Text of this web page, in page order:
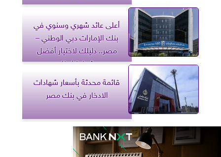
أعلى عائد شهري وسنوي في
بنك الإمارات دبي الوطني –
مصر.. دليلك لاختيار أفضل
شهادة ادخار
قائمة محدثة بأسعار شهادات
الادخار في بنك مصر